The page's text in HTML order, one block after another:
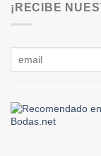
¡RECIBE